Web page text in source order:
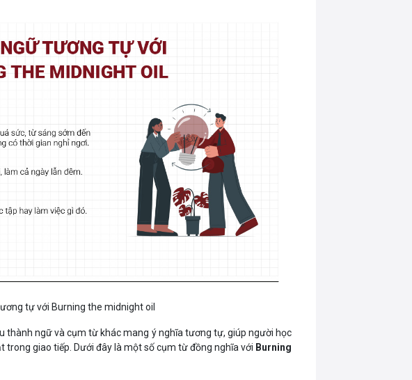
tự với Burning the midnight oil
thành ngữ và cụm từ khác mang ý nghĩa tương tự, giúp người học
trong giao tiếp. Dưới đây là một số cụm từ đồng nghĩa với Burning